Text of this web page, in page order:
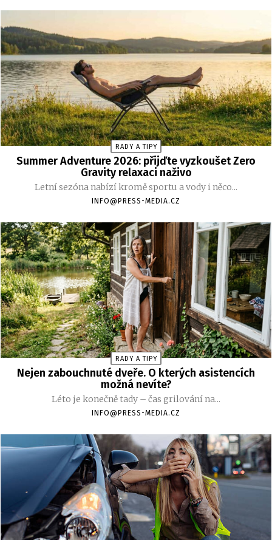
RADY A TIPY
Summer Adventure 2026: přijďte vyzkoušet Zero
Gravity relaxaci naživo
Letní sezóna nabízí kromě sportu a vody i něco...
INFO@PRESS-MEDIA.CZ
RADY A TIPY
Nejen zabouchnuté dveře. O kterých asistencích
možná nevíte?
Léto je konečně tady – čas grilování na...
INFO@PRESS-MEDIA.CZ